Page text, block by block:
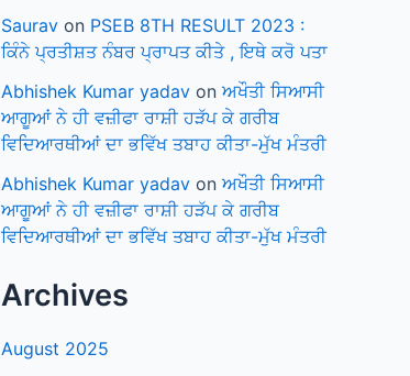
Saurav on PSEB 8TH RESULT 2023 :
ਕਿੰਨੇ ਪ੍ਰਤੀਸ਼ਤ ਨੰਬਰ ਪ੍ਰਾਪਤ ਕੀਤੇ , ਇਥੇ ਕਰੋ ਪਤਾ
Abhishek Kumar yadav on ਅਖੌਤੀ ਸਿਆਸੀ
ਆਗੂਆਂ ਨੇ ਹੀ ਵਜ਼ੀਫਾ ਰਾਸ਼ੀ ਹੜੱਪ ਕੇ ਗਰੀਬ
ਵਿਦਿਆਰਥੀਆਂ ਦਾ ਭਵਿੱਖ ਤਬਾਹ ਕੀਤਾ-ਮੁੱਖ ਮੰਤਰੀ
Abhishek Kumar yadav on ਅਖੌਤੀ ਸਿਆਸੀ
ਆਗੂਆਂ ਨੇ ਹੀ ਵਜ਼ੀਫਾ ਰਾਸ਼ੀ ਹੜੱਪ ਕੇ ਗਰੀਬ
ਵਿਦਿਆਰਥੀਆਂ ਦਾ ਭਵਿੱਖ ਤਬਾਹ ਕੀਤਾ-ਮੁੱਖ ਮੰਤਰੀ
Archives
August 2025